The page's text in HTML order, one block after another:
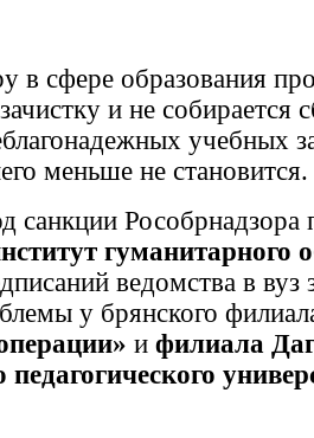
в сфере образования
и не собирается
учебных
меньше не становится.
санкции Рособрнадзора
гуманитарного
ведомства в вуз
у брянского
и филиала
педагогического